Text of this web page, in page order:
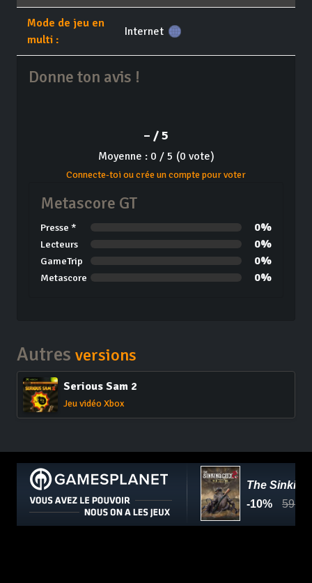
Mode de jeu en
multi :
Internet
Donne ton avis !
– / 5
Moyenne : 0 / 5 (0 vote)
Connecte-toi ou crée un compte pour voter
Metascore GT
Presse * 0%
Lecteurs 0%
GameTrip 0%
Metascore 0%
Autres versions
Serious Sam 2
Jeu vidéo Xbox